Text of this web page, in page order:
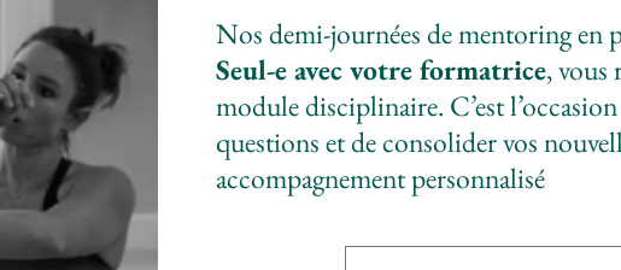
prix :
CHF
à
CHF
Nos demi-journées de mentoring en
Seul-e avec votre formatrice, vous
module disciplinaire. C’est
questions et de consolider vos
accompagnement personnalisé